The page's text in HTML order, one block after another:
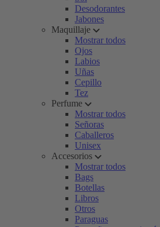
Desodorantes
Jabones
Maquillaje
Mostrar todos
Ojos
Labios
Uñas
Cepillo
Tez
Perfume
Mostrar todos
Señoras
Caballeros
Unisex
Accesorios
Mostrar todos
Bags
Botellas
Libros
Otros
Paraguas